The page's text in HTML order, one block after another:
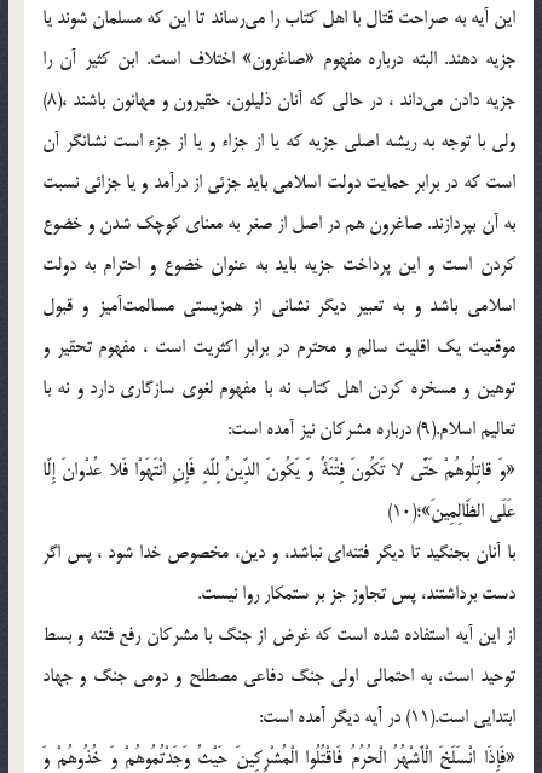
این آیه به صراحت قتال با اهل کتاب را می‌رساند تا این که مسلمان شوند یا
جزیه دهند. البته درباره مفهوم «صاغرون» اختلاف است. ابن کثیر آن را
جزیه دادن می‌داند ، در حالی که آنان ذلیلون، حقیرون و مهانون باشند ،(8)
ولی با توجه به ریشه اصلی جزیه که یا از جزاء و یا از جزء است نشانگر آن
است که در برابر حمایت دولت اسلامی باید جزئی از درآمد و یا جزائی نسبت
به آن بپردازند. صاغرون هم در اصل از صغر به معنای کوچک شدن و خضوع
کردن است و این پرداخت جزیه باید به عنوان خضوع و احترام به دولت
اسلامی باشد و به تعبیر دیگر نشانی از همزیستی مسالمت‌آمیز و قبول
موقعیت یک اقلیت سالم و محترم در برابر اکثریت است ، مفهوم تحقیر و
توهین و مسخره کردن اهل کتاب نه با مفهوم لغوی سازگاری دارد و نه با
تعالیم اسلام.(9) درباره مشرکان نیز آمده است:
«وَ قاتِلُوهُمْ حَتَّی لا تَکُونَ فِتْنَةٌ وَ یَکُونَ الدِّینُ لِلّهِ فَإِنِ انْتَهَوْا فَلا عُدْوانَ إِلّا
عَلَی الظّالِمِینَ»؛(10)
با آنان بجنگید تا دیگر فتنه‌ای نباشد، و دین، مخصوص خدا شود ، پس اگر
دست برداشتند، پس تجاوز جز بر ستمکار روا نیست.
از این آیه استفاده شده است که غرض از جنگ با مشرکان رفع فتنه و بسط
توحید است، به احتمالی اولی جنگ دفاعی مصطلح و دومی جنگ و جهاد
ابتدایی است.(11) در آیه دیگر آمده است:
«فَإِذَا انْسَلَخَ الْأَشْهُرُ الْحُرُمُ فَاقْتُلُوا الْمُشْرِکِینَ حَیْثُ وَجَدْتُمُوهُمْ وَ خُذُوهُمْ وَ